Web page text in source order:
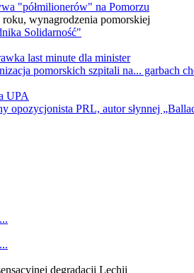
"półmilionerów" na Pomorzu
wynagrodzenia pomorskiej
Solidarność"
last minute dla minister
pomorskich szpitali na... garbach
UPA
opozycjonista PRL, autor słynnej
degradacji Lechii